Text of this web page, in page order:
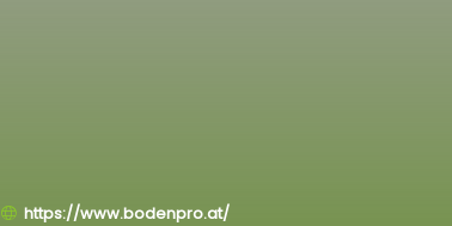
https://www.bodenpro.at/